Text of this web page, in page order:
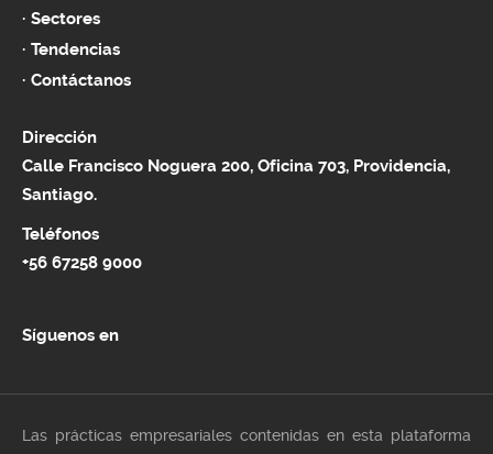
Sectores
Tendencias
Contáctanos
Dirección
Calle Francisco Noguera 200, Oficina 703, Providencia,
Santiago.
Teléfonos
+56 67258 9000
Síguenos en
Las prácticas empresariales contenidas en esta plataforma